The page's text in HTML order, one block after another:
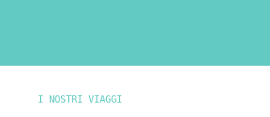
I NOSTRI VIAGGI